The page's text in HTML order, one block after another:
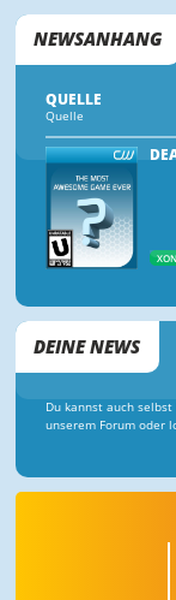
NEWSANHANG
QUELLE
Quelle
DEINE NEWS
Du kannst auch
unserem Forum oder